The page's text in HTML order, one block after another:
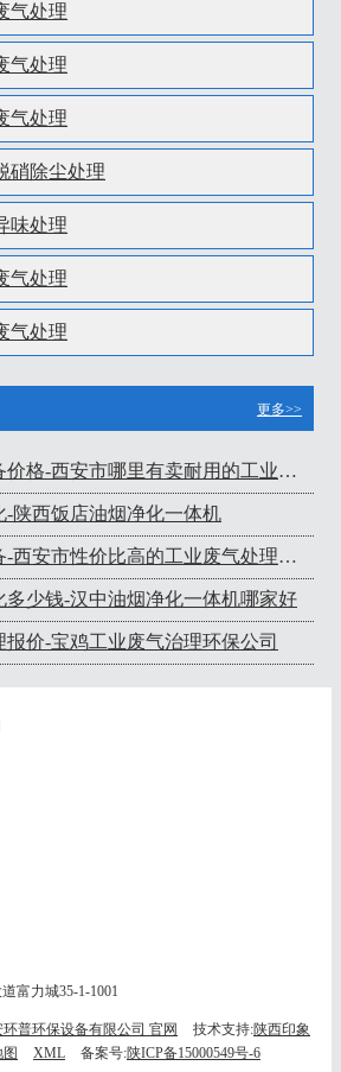
气处理
气处理
气处理
硝除尘处理
味处理
气处理
气处理
更多>>
西安市哪里有卖耐用的工业废气处理设备
-陕西饭店油烟净化一体机
市性价比高的工业废气处理设备出售
多少钱-汉中油烟净化一体机哪家好
价-宝鸡工业废气治理环保公司
富力城35-1-1001
环普环保设备有限公司 官网 技术支持:陕西印象
XML 备案号:陕ICP备15000549号-6